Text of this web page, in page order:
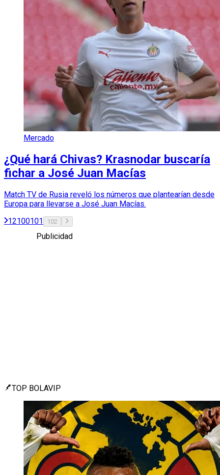
Mercado
¿Qué hará Chivas? Krasnodar buscaría
fichar a José Juan Macías
Match TV de Rusia reveló los números que plantearían desde
Europa para llevarse a José Juan Macías.
12100101 102
Publicidad
TOP BOLAVIP